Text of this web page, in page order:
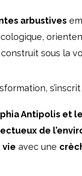
arbustives
construit sous la
s’inscrit
Antipolis et
de
vie avec une